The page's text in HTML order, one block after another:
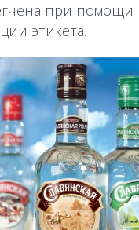
при помощи
этикета.